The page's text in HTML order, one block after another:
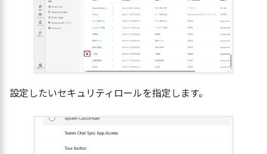
設定したいセキュリティロールを指定します。